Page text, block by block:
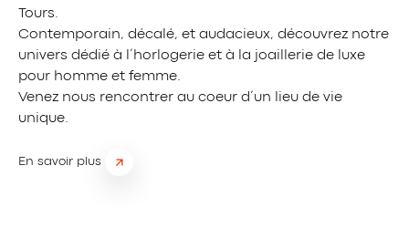
Tours.
Contemporain, décalé, et audacieux, découvrez notre
univers dédié à l’horlogerie et à la joaillerie de luxe
pour homme et femme.
Venez nous rencontrer au coeur d’un lieu de vie
unique.
En savoir plus